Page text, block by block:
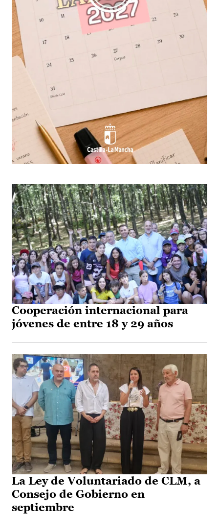
Cooperación internacional para
jóvenes de entre 18 y 29 años
La Ley de Voluntariado de CLM, a
Consejo de Gobierno en
septiembre